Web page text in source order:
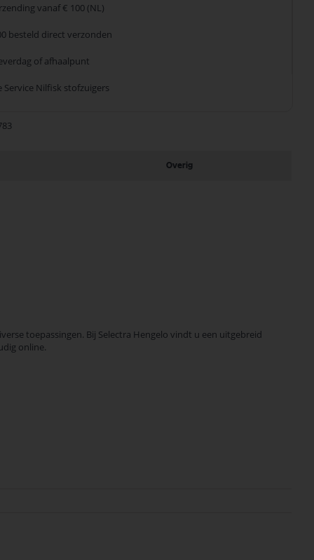
vanaf € 100 (NL)
besteld direct verzonden
of afhaalpunt
Service Nilfisk stofzuigers
Overig
toepassingen. Bij Selectra Hengelo vindt u een uitgebreid
online.